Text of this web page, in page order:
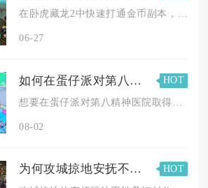
在卧虎藏龙2中快速打通金币副本，核心在于高战力配置、组队配合...
06-27
如何在蛋仔派对第八精神医院获得胜利
HOT
08-02
为何攻城掠地安抚不涉及钢材分布情况
HOT